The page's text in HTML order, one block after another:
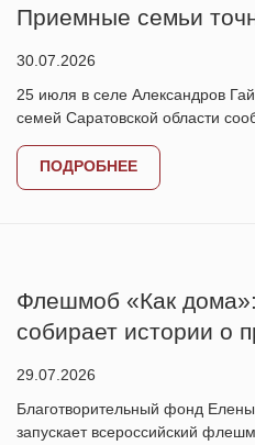
Приемные семьи
30.07.2026
25 июля в селе Александров
семей Саратовской области
ПОДРОБНЕЕ
Флешмоб «Как
собирает истории о
29.07.2026
Благотворительный фонд
запускает всероссийский